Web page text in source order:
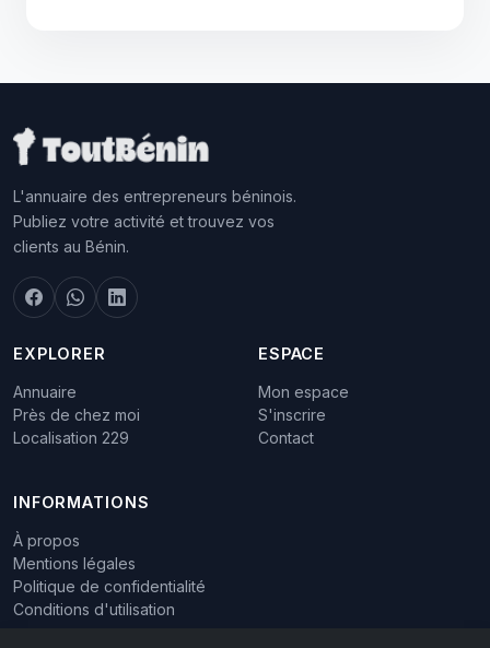
L'annuaire des entrepreneurs béninois.
Publiez votre activité et trouvez vos
clients au Bénin.
EXPLORER
Annuaire
Près de chez moi
Localisation 229
ESPACE
Mon espace
S'inscrire
Contact
INFORMATIONS
À propos
Mentions légales
Politique de confidentialité
Conditions d'utilisation